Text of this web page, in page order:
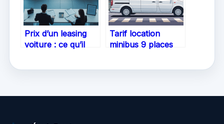
Prix d’un leasing
voiture : ce qu’il
Tarif location
minibus 9 places